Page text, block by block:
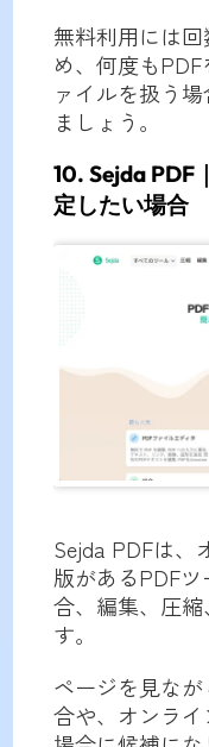
無料利用には
め、何度も
ァイルを扱う
ましょう。
10. Sejda PDF
定したい場合
Sejda PDFは、
版があるPDF
合、編集、圧
す。
ページを見な
合や、オンラ